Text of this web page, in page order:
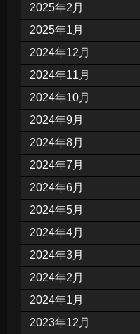
2025年2月
2025年1月
2024年12月
2024年11月
2024年10月
2024年9月
2024年8月
2024年7月
2024年6月
2024年5月
2024年4月
2024年3月
2024年2月
2024年1月
2023年12月